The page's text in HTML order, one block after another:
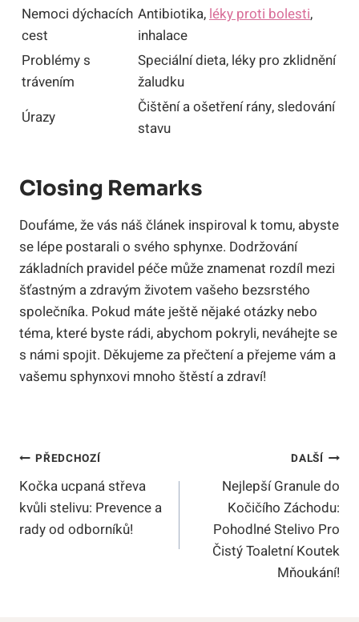
Nemoci dýchacích
cest
Antibiotika, léky proti bolesti,
inhalace
Problémy s
trávením
Speciální dieta, léky pro zklidnění
žaludku
Úrazy
Čištění a ošetření rány, sledování
stavu
Closing Remarks
Doufáme, že vás náš článek inspiroval k tomu, abyste
se lépe postarali o svého sphynxe. Dodržování
základních pravidel péče může znamenat rozdíl mezi
šťastným a zdravým životem vašeho bezsrstého
společníka. Pokud máte ještě nějaké otázky nebo
téma, které byste rádi, abychom pokryli, neváhejte se
s námi spojit. Děkujeme za přečtení a přejeme vám a
vašemu sphynxovi mnoho štěstí a zdraví!
Navigace
Pro
Příspěvek
PŘEDCHOZÍ
Kočka ucpaná střeva
kvůli stelivu: Prevence a
rady od odborníků!
DALŠÍ
Nejlepší Granule do
Kočičího Záchodu:
Pohodlné Stelivo Pro
Čistý Toaletní Koutek
Mňoukání!